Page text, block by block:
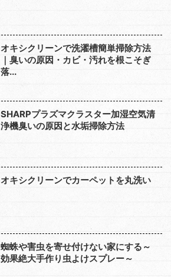
オキシクリーンで洗濯槽簡単掃除方法
｜臭いの原因・カビ・汚れを根こそぎ
落...
SHARPプラズマクラスター加湿空気清
浄機臭いの原因と水垢掃除方法
オキシクリーンでカーペットを丸洗い
蜘蛛や害虫を寄せ付けない家にする～
効果絶大手作り虫よけスプレー～